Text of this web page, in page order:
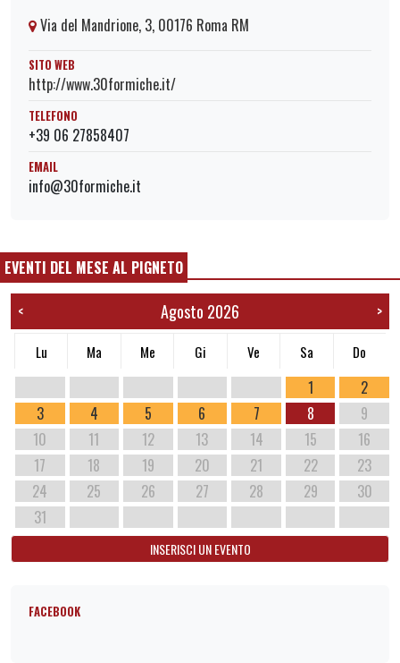
Via del Mandrione, 3, 00176 Roma RM
SITO WEB
http://www.30formiche.it/
TELEFONO
+39 06 27858407
EMAIL
info@30formiche.it
EVENTI DEL MESE AL PIGNETO
< Agosto 2026 >
Lu Ma Me Gi Ve Sa Do
1
2
3
4 5 6 7 8
9
10
11 12 13 14 15
16
17
18 19 20 21 22
23
24
25 26 27 28 29
30
31
INSERISCI UN EVENTO
FACEBOOK